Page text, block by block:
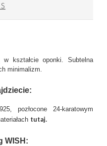
kształcie oponki. Subtelna
minimalizm.
pozłocone 24-karatowym
tutaj.
WISH: